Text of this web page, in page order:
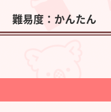
難易度：かんたん